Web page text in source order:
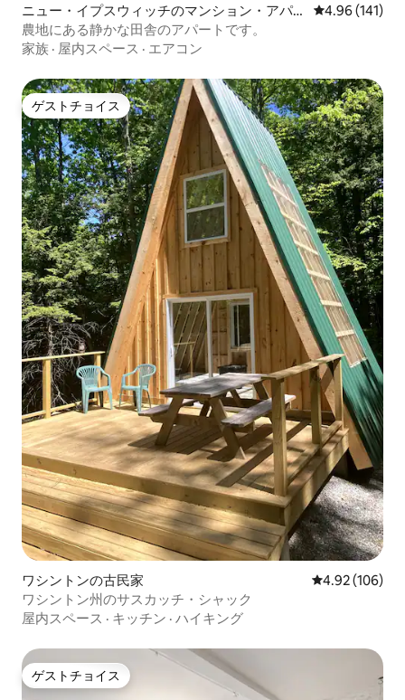
ニュー・イプスウィッチのマンション・アパー
ト
レビュー141
4.96 (141)
農地にある静かな田舎のアパートです。
家族 · 屋内スペース · エアコン
ゲストチョイス
ゲストチョイス
ワシントンの古民家 レビュー106
4.92 (106)
ワシントン州のサスカッチ・シャック
屋内スペース · キッチン · ハイキング
ゲストチョイス
ゲストチョイス